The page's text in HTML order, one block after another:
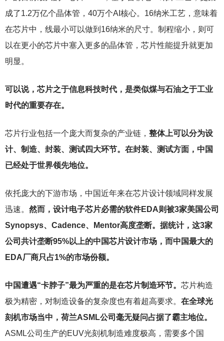
成了1.2万亿个晶体管，40万个AI核心。16纳米工艺，意味着
在芯片中，线最小可以做到16纳米的尺寸。制程缩小，则可
以在更小的芯片中塞入更多的晶体管，芯片性能提升就更加
明显。
可以说，芯片之于信息科技时代，是类似煤与石油之于工业
时代的重要存在。
芯片行业包括一个庞大而复杂的产业链， 整体上可以分为设
计、制造、封装、测试四大环节。在封装、测试方面，中国
已经处于世界领先地位。
依托庞大的下游市场，中国近年来在芯片设计领域同样发展
迅速。 然而，设计电子芯片必需的软件EDA则被3家美国公司
Synopsys、Cadence、Mentor高度垄断。据统计，这3家
公司共计垄断95%以上的中国芯片设计市场，而中国最大的
EDA厂商只占1%的市场份额。
中国遭遇“卡脖子”最为严重的是在芯片制造环节。 芯片构造
极为精密，对制造设备的复杂度也有着超高要求。 在全球光
刻机市场当中，荷兰ASML公司毫无疑问占据了霸主地位。
ASML公司生产的EUV光刻机制造难度极高，需要多个国